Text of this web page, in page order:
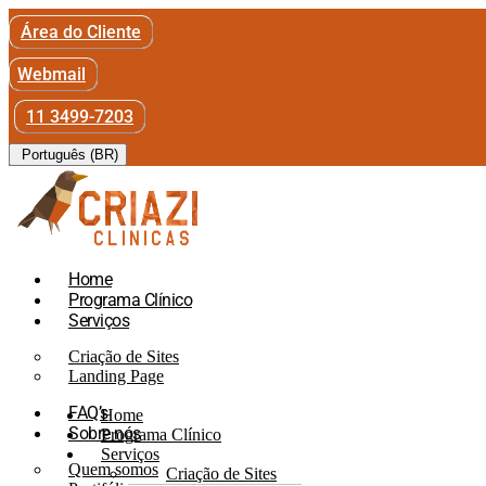
Área do Cliente
Webmail
11 3499-7203
Português (BR)
Home
Programa Clínico
Serviços
Criação de Sites
Landing Page
FAQ’s
Sobre nós
Quem somos
Home
Programa Clínico
Serviços
Criação de Sites